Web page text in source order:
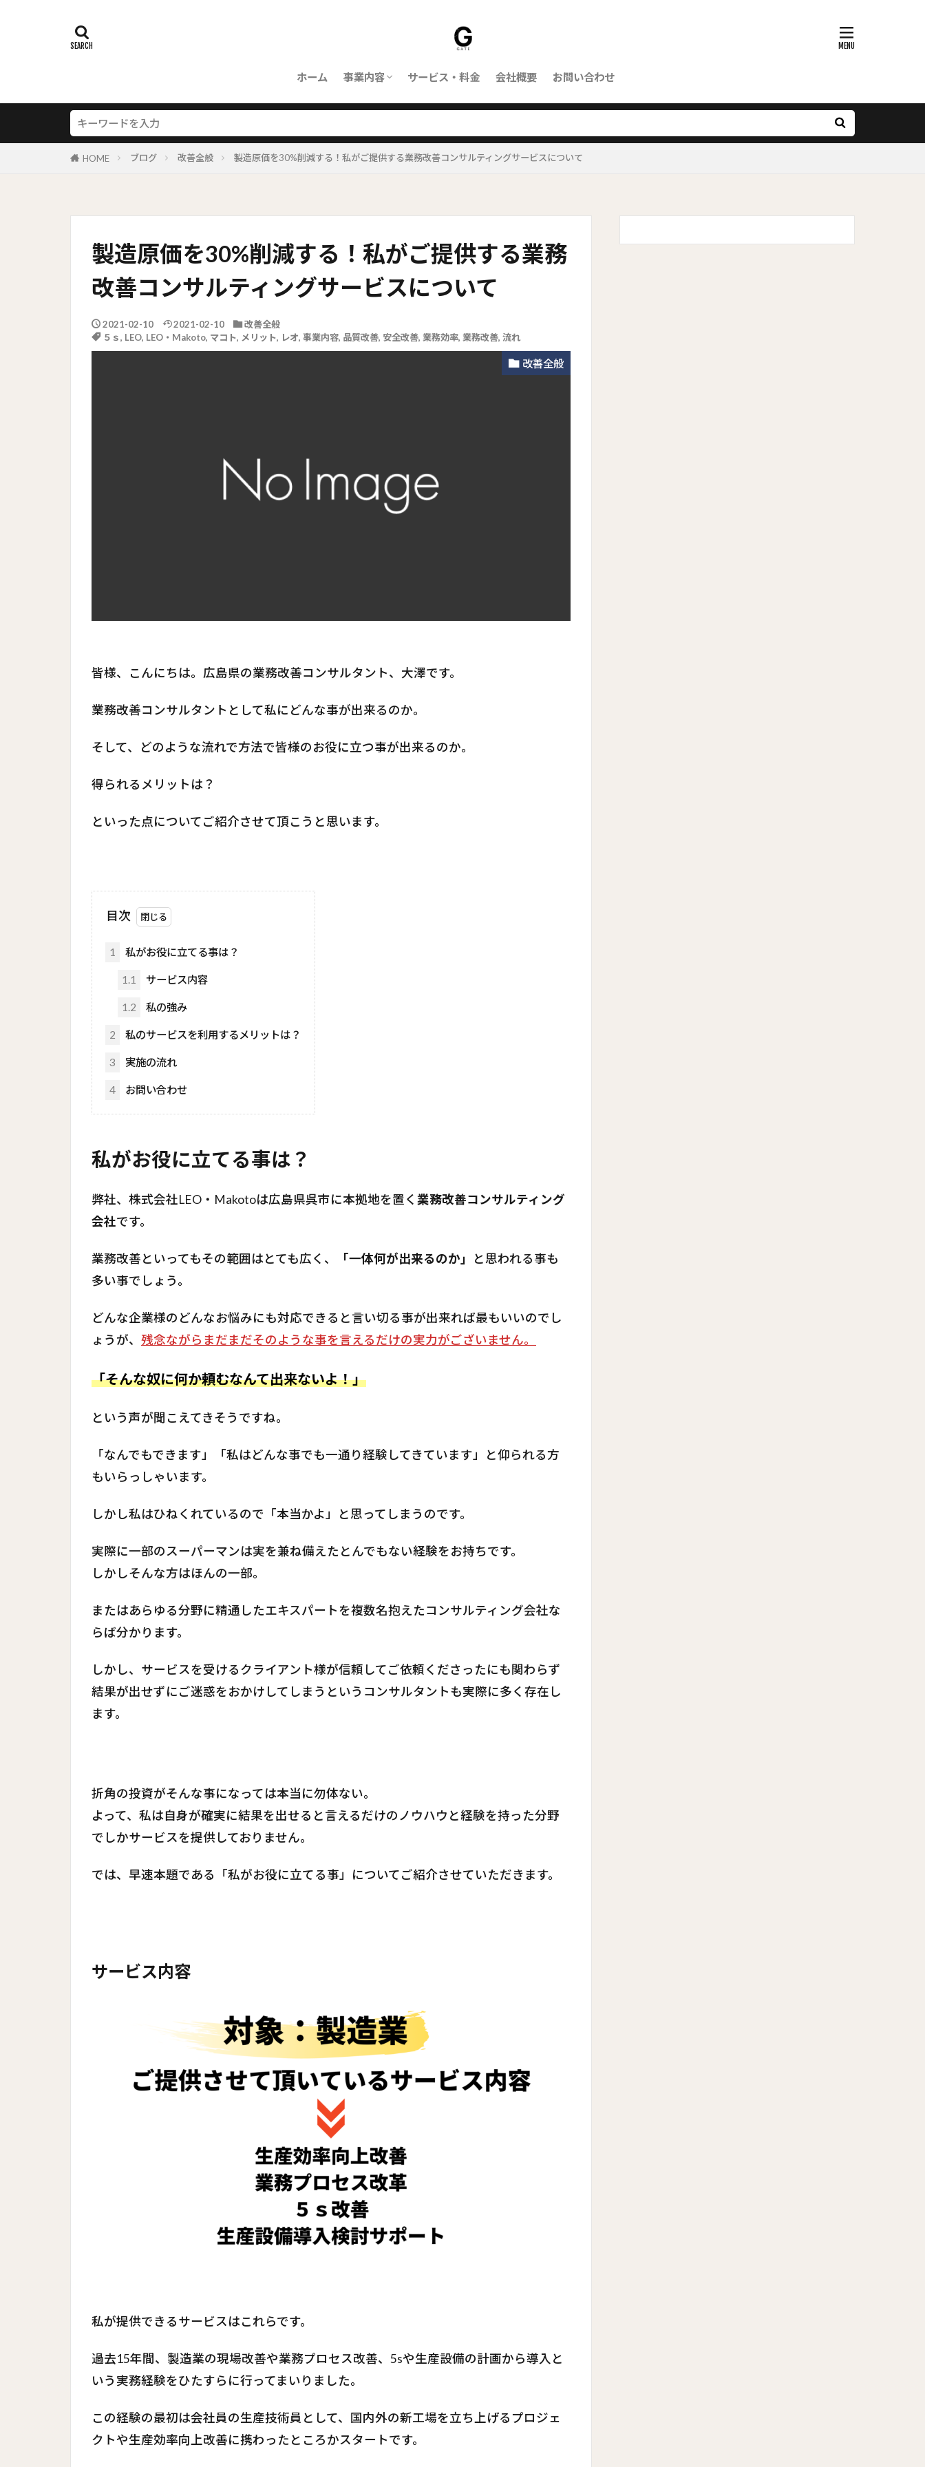
ホーム 事業内容
ORBIT｜対応業務
ORBITとは
サービス・料金 会社概要 お問い合わせ
HOME ブログ 改善全般 製造原価を30%削減する！私がご提供する業務改善コンサルティングサービスについて
製造原価を30%削減する！私がご提供する業務
改善コンサルティングサービスについて
2021-02-10 2021-02-10
改善全般
５ｓ, LEO, LEO・Makoto, マコト, メリット, レオ, 事業内容, 品質改善, 安全改善, 業務効率, 業務改善, 流れ
改善全般
皆様、こんにちは。広島県の業務改善コンサルタント、大澤です。
業務改善コンサルタントとして私にどんな事が出来るのか。
そして、どのような流れで方法で皆様のお役に立つ事が出来るのか。
得られるメリットは？
といった点についてご紹介させて頂こうと思います。
目次
1 私がお役に立てる事は？
1.1 サービス内容
1.2 私の強み
2 私のサービスを利用するメリットは？
3 実施の流れ
4 お問い合わせ
私がお役に立てる事は？
弊社、株式会社LEO・Makotoは広島県呉市に本拠地を置く 業務改善コンサルティング
会社です。
業務改善といってもその範囲はとても広く、 「一体何が出来るのか」
と思われる事も
多い事でしょう。
どんな企業様のどんなお悩みにも対応できると言い切る事が出来れば最もいいのでし
ょうが、 残念ながらまだまだそのような事を言えるだけの実力がございません。
「そんな奴に何か頼むなんて出来ないよ！」
という声が聞こえてきそうですね。
「なんでもできます」「私はどんな事でも一通り経験してきています」と仰られる方
もいらっしゃいます。
しかし私はひねくれているので「本当かよ」と思ってしまうのです。
実際に一部のスーパーマンは実を兼ね備えたとんでもない経験をお持ちです。
しかしそんな方はほんの一部。
またはあらゆる分野に精通したエキスパートを複数名抱えたコンサルティング会社な
らば分かります。
しかし、サービスを受けるクライアント様が信頼してご依頼くださったにも関わらず
結果が出せずにご迷惑をおかけしてしまうというコンサルタントも実際に多く存在し
ます。
折角の投資がそんな事になっては本当に勿体ない。
よって、私は自身が確実に結果を出せると言えるだけのノウハウと経験を持った分野
でしかサービスを提供しておりません。
では、早速本題である「私がお役に立てる事」についてご紹介させていただきます。
サービス内容
私が提供できるサービスはこれらです。
過去15年間、製造業の現場改善や業務プロセス改善、5sや生産設備の計画から導入と
いう実務経験をひたすらに行ってまいりました。
この経験の最初は会社員の生産技術員として、国内外の新工場を立ち上げるプロジェ
クトや生産効率向上改善に携わったところかスタートです。